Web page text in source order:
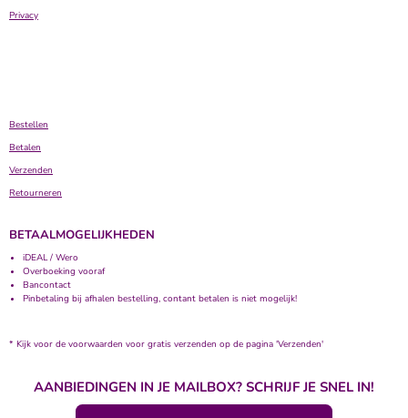
Privacy
Bestellen
Betalen
Verzenden
Retourneren
BETAALMOGELIJKHEDEN
iDEAL / Wero
Overboeking vooraf
Bancontact
Pinbetaling bij afhalen bestelling, contant betalen is niet mogelijk!
* Kijk voor de voorwaarden voor gratis verzenden op de pagina 'Verzenden'
AANBIEDINGEN IN JE MAILBOX? SCHRIJF JE SNEL IN!